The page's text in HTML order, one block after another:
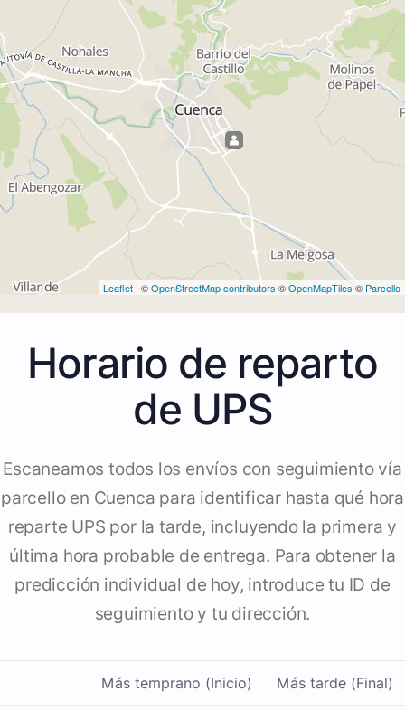
Leaflet | ©OpenStreetMap contributors ©OpenMapTiles © Parcello
Horario de reparto
de UPS
Escaneamos todos los envíos con seguimiento vía
parcello en Cuenca para identificar hasta qué hora
reparte UPS por la tarde, incluyendo la primera y
última hora probable de entrega. Para obtener la
predicción individual de hoy, introduce tu ID de
seguimiento y tu dirección.
Más temprano (Inicio) Más tarde (Final)